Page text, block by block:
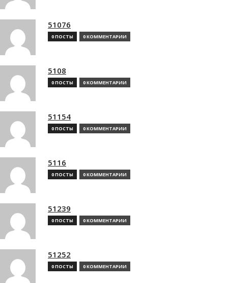
51076
0 ПОСТЫ 0 КОММЕНТАРИИ
5108
0 ПОСТЫ 0 КОММЕНТАРИИ
51154
0 ПОСТЫ 0 КОММЕНТАРИИ
5116
0 ПОСТЫ 0 КОММЕНТАРИИ
51239
0 ПОСТЫ 0 КОММЕНТАРИИ
51252
0 ПОСТЫ 0 КОММЕНТАРИИ